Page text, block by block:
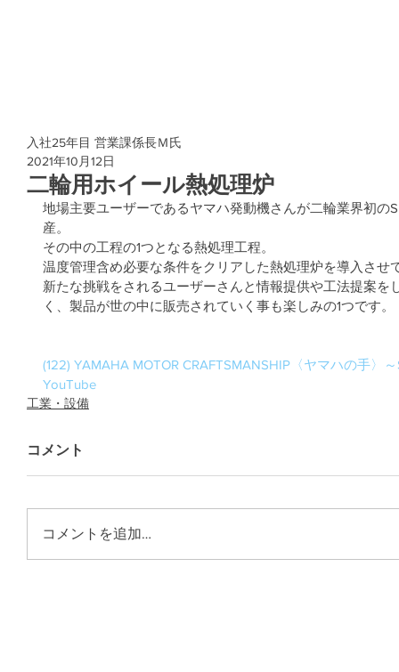
二輪用ホイール熱処理炉
入社25年目 営業課係長Ｍ氏
2021年10月12日
地場主要ユーザーであるヤマハ発動機さんが二輪業界初の
産。
その中の工程の1つとなる熱処理工程。
温度管理含め必要な条件をクリアした熱処理炉を導入させ
新たな挑戦をされるユーザーさんと情報提供や工法提案を
く、製品が世の中に販売されていく事も楽しみの1つです。
(122) YAMAHA MOTOR CRAFTSMANSHIP〈ヤマハの手〉
YouTube
工業・設備
コメント
コメントを追加…